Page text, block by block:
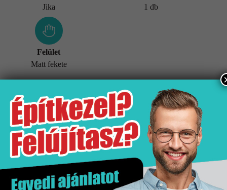
Jika
1 db
Felület
Matt fekete
További információk
Tömeg 0,5 kg
Értékesítési egység db
Matt fekete